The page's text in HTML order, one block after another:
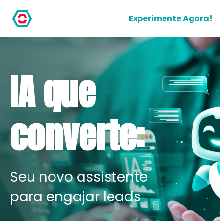
Experimente Agora!
IA que
converte:
Seu novo assistente
para engajar leads